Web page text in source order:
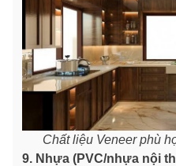
Chất liệu Veneer phù
9. Nhựa (PVC/nhựa nội